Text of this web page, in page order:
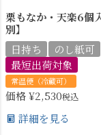
栗もなか・天楽6個
別】
日持ち
のし紙可
最短出荷対象
常温便（冷蔵可）
価格¥2,530税込
詳細を見る